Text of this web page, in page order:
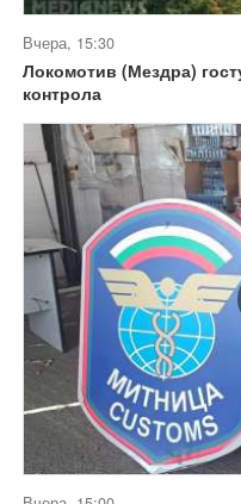
Вчера, 15:30
Локомотив (Мездра)
контрола